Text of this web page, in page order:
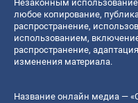
Незаконным
любое копирование,
распространение,
использованием,
распространение,
изменения материала.
Название онлайн медиа —